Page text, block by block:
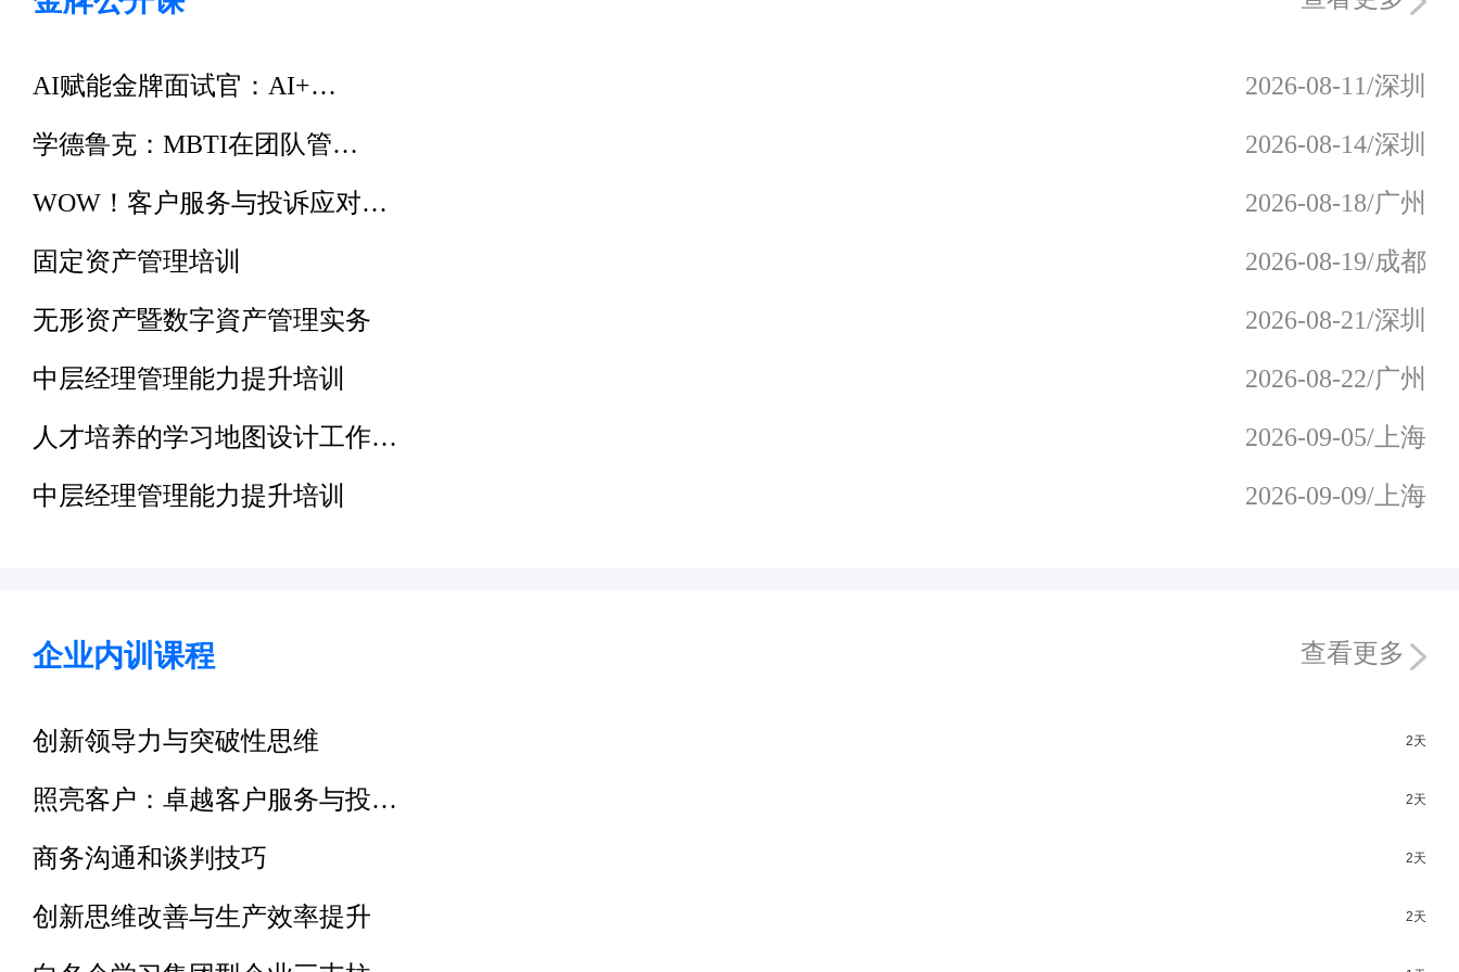
AI赋能金牌面试官：AI+… 2026-08-11/深圳
学德鲁克：MBTI在团队管… 2026-08-14/深圳
WOW！客户服务与投诉应对… 2026-08-18/广州
固定资产管理培训 2026-08-19/成都
无形资产暨数字資产管理实务 2026-08-21/深圳
中层经理管理能力提升培训 2026-08-22/广州
人才培养的学习地图设计工作… 2026-09-05/上海
中层经理管理能力提升培训 2026-09-09/上海
企业内训课程 查看更多
创新领导力与突破性思维 2天
照亮客户：卓越客户服务与投… 2天
商务沟通和谈判技巧 2天
创新思维改善与生产效率提升 2天